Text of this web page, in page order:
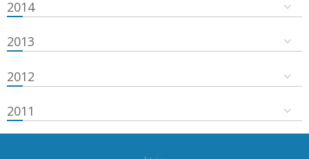
2014
2013
2012
2011